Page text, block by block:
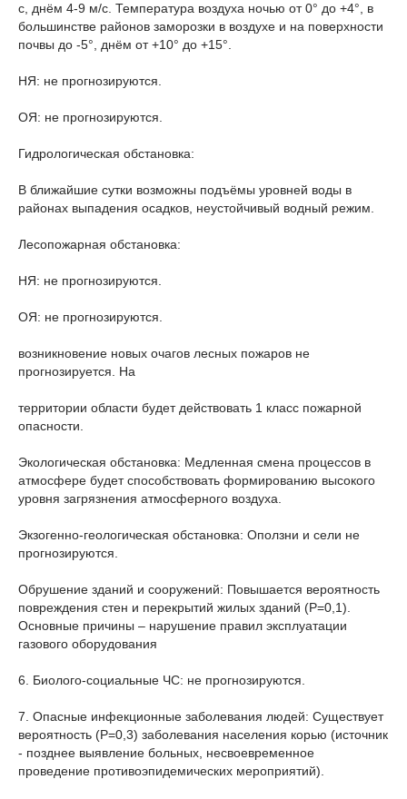
с, днём 4-9 м/с. Температура воздуха ночью от 0° до +4°, в
большинстве районов заморозки в воздухе и на поверхности
почвы до -5°, днём от +10° до +15°.
НЯ: не прогнозируются.
ОЯ: не прогнозируются.
Гидрологическая обстановка:
В ближайшие сутки возможны подъёмы уровней воды в
районах выпадения осадков, неустойчивый водный режим.
Лесопожарная обстановка:
НЯ: не прогнозируются.
ОЯ: не прогнозируются.
возникновение новых очагов лесных пожаров не
прогнозируется. На
территории области будет действовать 1 класс пожарной
опасности.
Экологическая обстановка: Медленная смена процессов в
атмосфере будет способствовать формированию высокого
уровня загрязнения атмосферного воздуха.
Экзогенно-геологическая обстановка: Оползни и сели не
прогнозируются.
Обрушение зданий и сооружений: Повышается вероятность
повреждения стен и перекрытий жилых зданий (Р=0,1).
Основные причины – нарушение правил эксплуатации
газового оборудования
6. Биолого-социальные ЧС: не прогнозируются.
7. Опасные инфекционные заболевания людей: Существует
вероятность (Р=0,3) заболевания населения корью (источник
- позднее выявление больных, несвоевременное
проведение противоэпидемических мероприятий).